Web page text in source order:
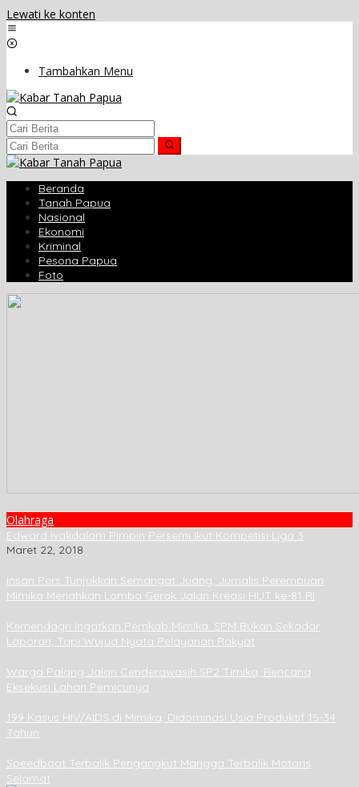
Lewati ke konten
Tambahkan Menu
Beranda
Tanah Papua
Nasional
Ekonomi
Kriminal
Pesona Papua
Foto
Olahraga
Edward Ivakdalam Pimpin Persemi Ikut Kompetisi Liga 3
Maret 22, 2018
Insan Pers Tunjukkan Semangat Juang, Jurnalis Perempuan
Mimika Meriahkan Lomba Gerak Jalan Kreasi HUT ke-81 RI
Kemendagri Ingatkan Pemkab Mimika: SPM Bukan Sekadar
Laporan, Tapi Wujud Nyata Pelayanan Rakyat
Warga Palang Jalan Cenderawasih SP2 Timika, Rencana
Eksekusi Lahan Pemicunya
199 Kasus HIV/AIDS di Mimika, Didominasi Usia Produktif 15-34
Tahun
Speedboat Terbalik Pengangkut Mangga Terbalik Motoris
Selamat